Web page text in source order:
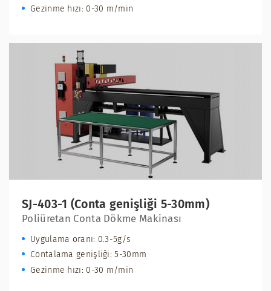
Gezinme hızı: 0-30 m/min
SJ-403-1 (Conta genişliği 5-30mm)
Poliüretan Conta Dökme Makinası
Uygulama oranı: 0.3-5g/s
Contalama genişliği: 5-30mm
Gezinme hızı: 0-30 m/min